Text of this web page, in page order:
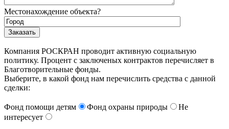
Местонахождение объекта?
Компания РОСКРАН проводит активную социальную
политику. Процент с заключеных контрактов перечисляет в
Благотворительные фонды.
Выберите, в какой фонд нам перечислить средства с данной
сделки:
Фонд помощи детям Фонд охраны природы
Не
интересует